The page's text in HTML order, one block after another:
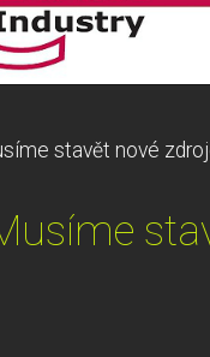
stavět nové